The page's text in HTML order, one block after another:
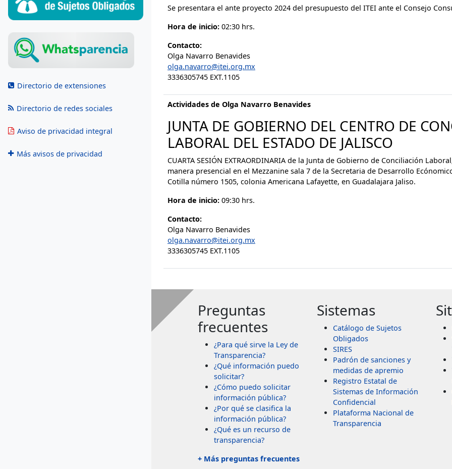
Directorio de extensiones
Directorio de redes sociales
Aviso de privacidad integral
Más avisos de privacidad
Se presentara el ante proyecto 2024 del presupuesto del ITEI ante el Consejo
Hora de inicio: 02:30 hrs.
Contacto:
Olga Navarro Benavides
olga.navarro@itei.org.mx
3336305745 EXT.1105
Actividades de Olga Navarro Benavides
JUNTA DE GOBIERNO DEL CENTRO DE
LABORAL DEL ESTADO DE JALISCO
CUARTA SESIÓN EXTRAORDINARIA de la Junta de Gobierno de Conciliación
manera presencial en el Mezzanine sala 7 de la Secretaria de Desarrollo
Cotilla número 1505, colonia Americana Lafayette, en Guadalajara Jaliso.
Hora de inicio: 09:30 hrs.
Contacto:
Olga Navarro Benavides
olga.navarro@itei.org.mx
3336305745 EXT.1105
Preguntas
frecuentes
¿Para qué sirve la Ley de
Transparencia?
¿Qué información puedo
solicitar?
¿Cómo puedo solicitar
información pública?
¿Por qué se clasifica la
información pública?
¿Qué es un recurso de
transparencia?
+ Más preguntas frecuentes
Sistemas
Catálogo de Sujetos
Obligados
SIRES
Padrón de sanciones y
medidas de apremio
Registro Estatal de
Sistemas de Información
Confidencial
Plataforma Nacional de
Transparencia